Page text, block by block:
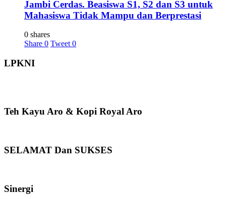
Jambi Cerdas. Beasiswa S1, S2 dan S3 untuk
Mahasiswa Tidak Mampu dan Berprestasi
0 shares
Share 0 Tweet 0
LPKNI
Teh Kayu Aro & Kopi Royal Aro
SELAMAT Dan SUKSES
Sinergi